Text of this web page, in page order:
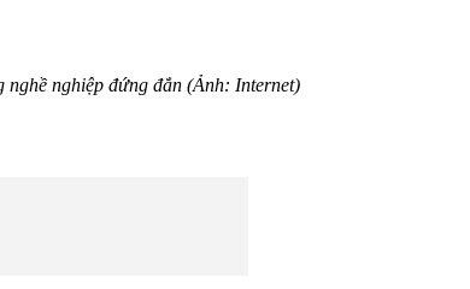
nghiệp đứng đắn (Ảnh: Internet)